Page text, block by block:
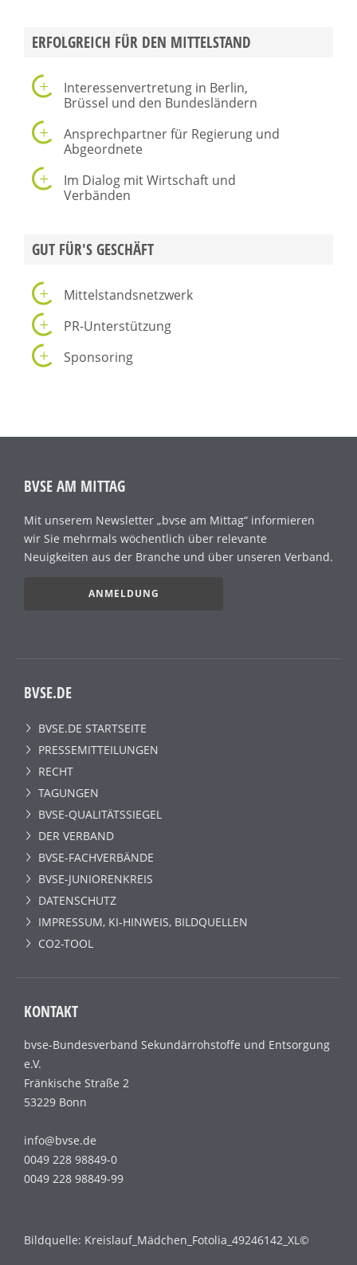
ERFOLGREICH FÜR DEN MITTELSTAND
Interessenvertretung in Berlin,
Brüssel und den Bundesländern
Ansprechpartner für Regierung und
Abgeordnete
Im Dialog mit Wirtschaft und
Verbänden
GUT FÜR'S GESCHÄFT
Mittelstandsnetzwerk
PR-Unterstützung
Sponsoring
BVSE AM MITTAG
Mit unserem Newsletter „bvse am Mittag“ informieren
wir Sie mehrmals wöchentlich über relevante
Neuigkeiten aus der Branche und über unseren Verband.
ANMELDUNG
BVSE.DE
BVSE.DE STARTSEITE
PRESSEMITTEILUNGEN
RECHT
TAGUNGEN
BVSE-QUALITÄTSSIEGEL
DER VERBAND
BVSE-FACHVERBÄNDE
BVSE-JUNIORENKREIS
DATENSCHUTZ
IMPRESSUM, KI-HINWEIS, BILDQUELLEN
CO2-TOOL
KONTAKT
bvse-Bundesverband Sekundärrohstoffe und Entsorgung
e.V.
Fränkische Straße 2
53229 Bonn
info@bvse.de
0049 228 98849-0
0049 228 98849-99
Bildquelle: Kreislauf_Mädchen_Fotolia_49246142_XL©